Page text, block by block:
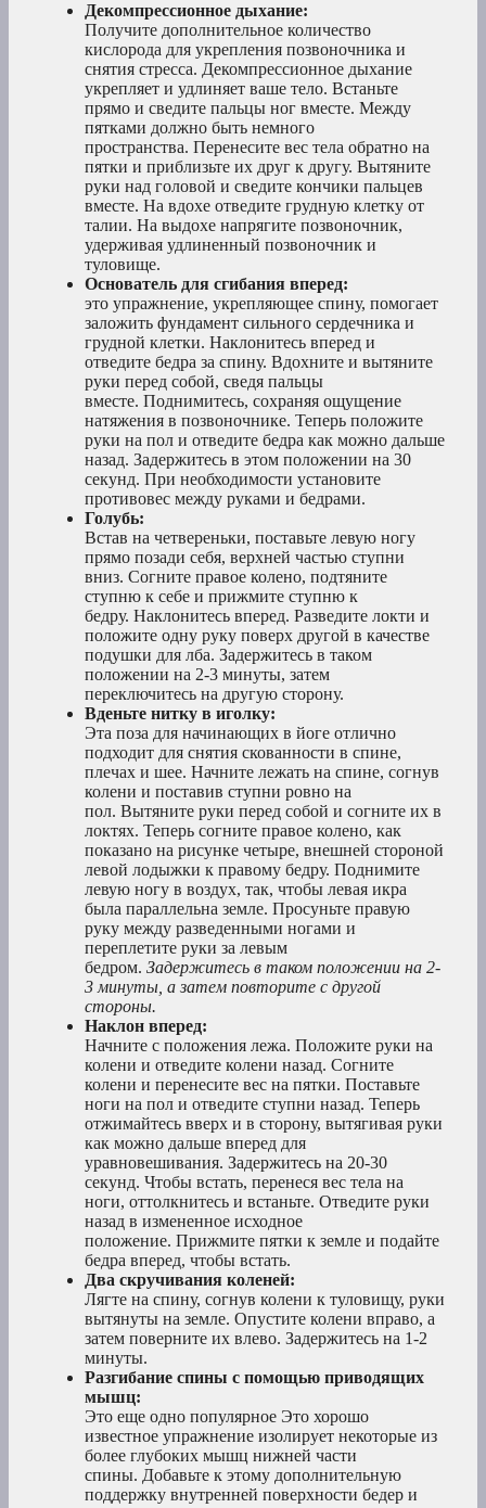
Декомпрессионное дыхание:
Получите дополнительное количество
кислорода для укрепления позвоночника и
снятия стресса. Декомпрессионное дыхание
укрепляет и удлиняет ваше тело. Встаньте
прямо и сведите пальцы ног вместе. Между
пятками должно быть немного
пространства. Перенесите вес тела обратно на
пятки и приблизьте их друг к другу. Вытяните
руки над головой и сведите кончики пальцев
вместе. На вдохе отведите грудную клетку от
талии. На выдохе напрягите позвоночник,
удерживая удлиненный позвоночник и
туловище.
Основатель для сгибания вперед:
это упражнение, укрепляющее спину, помогает
заложить фундамент сильного сердечника и
грудной клетки. Наклонитесь вперед и
отведите бедра за спину. Вдохните и вытяните
руки перед собой, сведя пальцы
вместе. Поднимитесь, сохраняя ощущение
натяжения в позвоночнике. Теперь положите
руки на пол и отведите бедра как можно дальше
назад. Задержитесь в этом положении на 30
секунд. При необходимости установите
противовес между руками и бедрами.
Голубь:
Встав на четвереньки, поставьте левую ногу
прямо позади себя, верхней частью ступни
вниз. Согните правое колено, подтяните
ступню к себе и прижмите ступню к
бедру. Наклонитесь вперед. Разведите локти и
положите одну руку поверх другой в качестве
подушки для лба. Задержитесь в таком
положении на 2-3 минуты, затем
переключитесь на другую сторону.
Вденьте нитку в иголку:
Эта поза для начинающих в йоге отлично
подходит для снятия скованности в спине,
плечах и шее. Начните лежать на спине, согнув
колени и поставив ступни ровно на
пол. Вытяните руки перед собой и согните их в
локтях. Теперь согните правое колено, как
показано на рисунке четыре, внешней стороной
левой лодыжки к правому бедру. Поднимите
левую ногу в воздух, так, чтобы левая икра
была параллельна земле. Просуньте правую
руку между разведенными ногами и
переплетите руки за левым
бедром. Задержитесь в таком положении на 2-
3 минуты, а затем повторите с другой
стороны.
Наклон вперед:
Начните с положения лежа. Положите руки на
колени и отведите колени назад. Согните
колени и перенесите вес на пятки. Поставьте
ноги на пол и отведите ступни назад. Теперь
отжимайтесь вверх и в сторону, вытягивая руки
как можно дальше вперед для
уравновешивания. Задержитесь на 20-30
секунд. Чтобы встать, перенеся вес тела на
ноги, оттолкнитесь и встаньте. Отведите руки
назад в измененное исходное
положение. Прижмите пятки к земле и подайте
бедра вперед, чтобы встать.
Два скручивания коленей:
Лягте на спину, согнув колени к туловищу, руки
вытянуты на земле. Опустите колени вправо, а
затем поверните их влево. Задержитесь на 1-2
минуты.
Разгибание спины с помощью приводящих
мышц:
Это еще одно популярное Это хорошо
известное упражнение изолирует некоторые из
более глубоких мышц нижней части
спины. Добавьте к этому дополнительную
поддержку внутренней поверхности бедер и